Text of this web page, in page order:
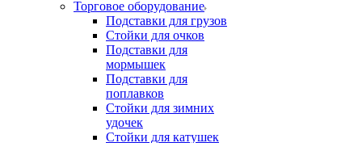
Торговое оборудование
Подставки для грузов
Стойки для очков
Подставки для
мормышек
Подставки для
поплавков
Стойки для зимних
удочек
Стойки для катушек